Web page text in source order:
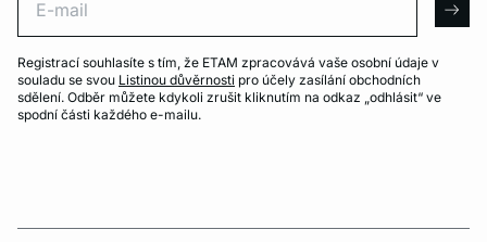
Registrací souhlasíte s tím, že ETAM zpracovává vaše osobní údaje v
souladu se svou Listinou důvěrnosti pro účely zasílání obchodních
sdělení. Odběr můžete kdykoli zrušit kliknutím na odkaz „odhlásit“ ve
spodní části každého e-mailu.